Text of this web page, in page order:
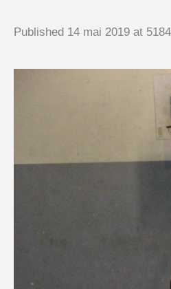
Published 14 mai 2019 at